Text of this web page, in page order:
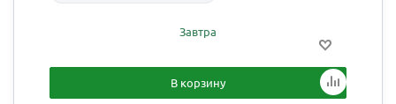
Завтра
В корзину